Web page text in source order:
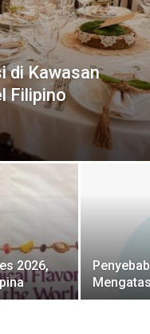
di Kawasan
Filipino
2026,